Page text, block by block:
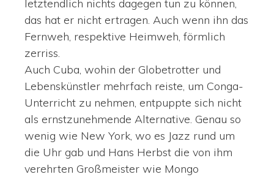
letztendlich nichts dagegen tun zu können,
das hat er nicht ertragen. Auch wenn ihn das
Fernweh, respektive Heimweh, förmlich
zerriss.
Auch Cuba, wohin der Globetrotter und
Lebenskünstler mehrfach reiste, um Conga-
Unterricht zu nehmen, entpuppte sich nicht
als ernstzunehmende Alternative. Genau so
wenig wie New York, wo es Jazz rund um
die Uhr gab und Hans Herbst die von ihm
verehrten Großmeister wie Mongo